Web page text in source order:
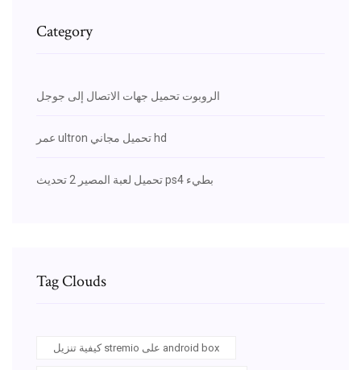
Category
الروبوت تحميل جهات الاتصال إلى جوجل
عمر ultron تحميل مجاني hd
تحميل لعبة المصير 2 تحديث ps4 بطيء
Tag Clouds
كيفية تنزيل stremio على android box